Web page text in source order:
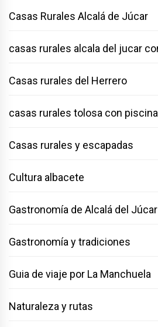
Casas Rurales Alcalá de Júcar
casas rurales alcala del jucar
Casas rurales del Herrero
casas rurales tolosa con piscina
Casas rurales y escapadas
Cultura albacete
Gastronomía de Alcalá del Júcar
Gastronomía y tradiciones
Guia de viaje por La Manchuela
Naturaleza y rutas